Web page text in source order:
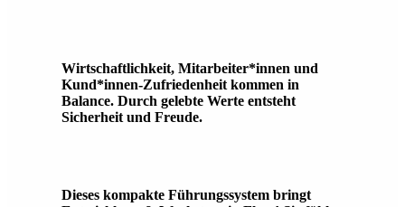
Wirtschaftlichkeit, Mitarbeiter*innen und
Kund*innen-Zufriedenheit kommen in
Balance. Durch gelebte Werte entsteht
Sicherheit und Freude.
Dieses kompakte Führungssystem bringt